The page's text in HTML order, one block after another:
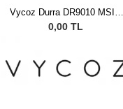
Vycoz Durra DR9010 MSIL-
LG 47-21 51423
0,00 TL